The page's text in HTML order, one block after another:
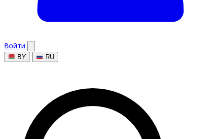
Войти
BY RU